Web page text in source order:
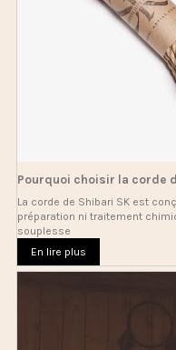
Pourquoi choisir la corde
La corde de Shibari SK est
préparation ni traitement
souplesse
En lire plus